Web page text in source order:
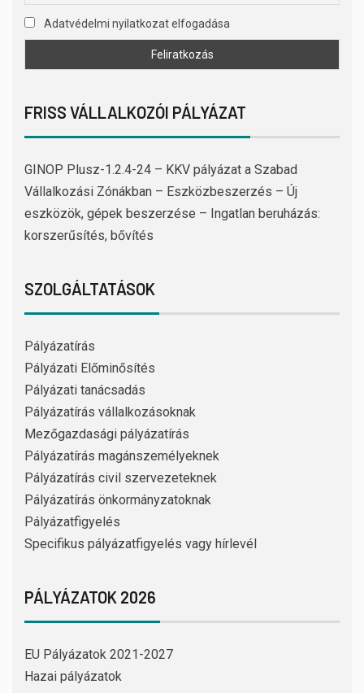
Adatvédelmi nyilatkozat elfogadása
FRISS VÁLLALKOZÓI PÁLYÁZAT
GINOP Plusz-1.2.4-24 – KKV pályázat a Szabad
Vállalkozási Zónákban – Eszközbeszerzés – Új
eszközök, gépek beszerzése – Ingatlan beruházás:
korszerűsítés, bővítés
SZOLGÁLTATÁSOK
Pályázatírás
Pályázati Előminősítés
Pályázati tanácsadás
Pályázatírás vállalkozásoknak
Mezőgazdasági pályázatírás
Pályázatírás magánszemélyeknek
Pályázatírás civil szervezeteknek
Pályázatírás önkormányzatoknak
Pályázatfigyelés
Specifikus pályázatfigyelés vagy hírlevél
PÁLYÁZATOK 2026
EU Pályázatok 2021-2027
Hazai pályázatok